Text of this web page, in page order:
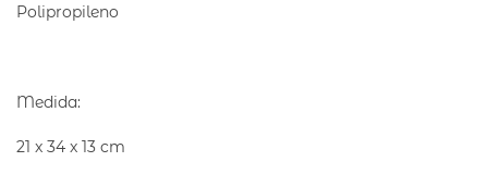
Polipropileno
Medida:
21 x 34 x 13 cm